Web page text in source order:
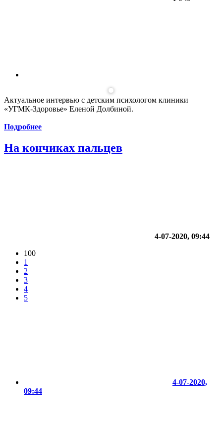
Актуальное интервью с детским психологом клиники
«УГМК-Здоровье» Еленой Долбиной.
Подробнее
На кончиках пальцев
4-07-2020, 09:44
100
1
2
3
4
5
4-07-2020,
09:44